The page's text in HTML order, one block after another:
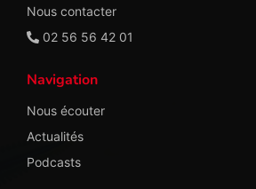
Nous contacter
02 56 56 42 01
Navigation
Nous écouter
Actualités
Podcasts